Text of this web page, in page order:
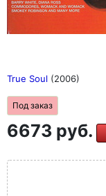
True Soul (2006)
Под заказ
6673 руб.